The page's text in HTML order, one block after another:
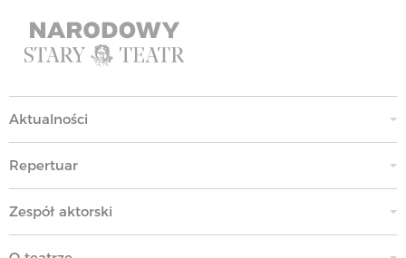
Aktualności
Repertuar
Zespół aktorski